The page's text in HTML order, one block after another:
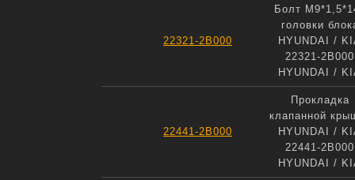
22321-2B000
Болт
головки
HYUNDAI /
22321-2B000
HYUNDAI /
22441-2B000
Прокладка
клапанной
HYUNDAI /
22441-2B000
HYUNDAI /